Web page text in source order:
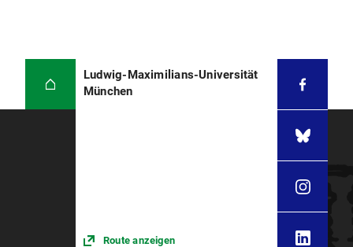
Ludwig-Maximilians-Universität
München
Route anzeigen